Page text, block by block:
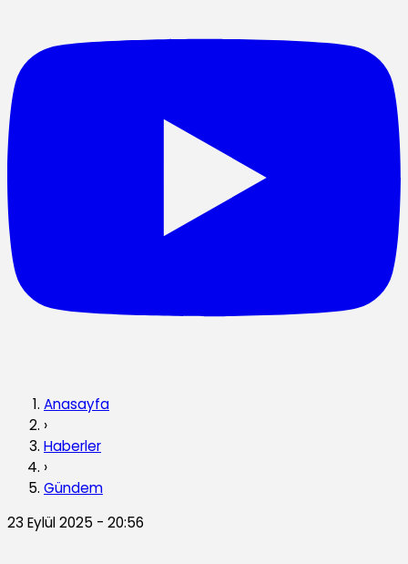
Anasayfa
›
Haberler
›
Gündem
23 Eylül 2025 - 20:56